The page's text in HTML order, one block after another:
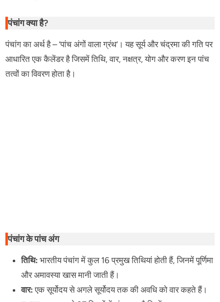
पंचांग क्या है?
पंचांग का अर्थ है – ‘पांच अंगों वाला ग्रंथ’। यह सूर्य और चंद्रमा की गति पर
आधारित एक कैलेंडर है जिसमें तिथि, वार, नक्षत्र, योग और करण इन पांच
तत्वों का विवरण होता है।
पंचांग के पांच अंग
तिथि: भारतीय पंचांग में कुल 16 प्रमुख तिथियां होती हैं, जिनमें पूर्णिमा
और अमावस्या खास मानी जाती हैं।
वार: एक सूर्योदय से अगले सूर्योदय तक की अवधि को वार कहते हैं।